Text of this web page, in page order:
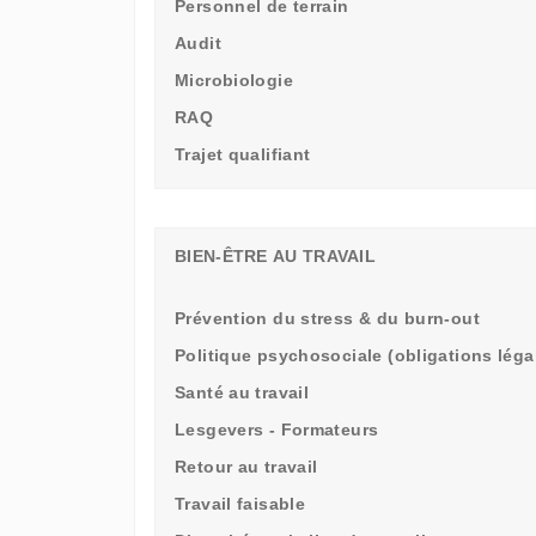
Personnel de terrain
Audit
Microbiologie
RAQ
Trajet qualifiant
BIEN-ÊTRE AU TRAVAIL
Prévention du stress & du burn-out
Politique psychosociale (obligations
Santé au travail
Lesgevers - Formateurs
Retour au travail
Travail faisable